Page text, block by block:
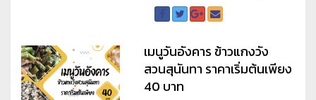
เมนูวันอังคาร ข้าวแกงวัง
สวนสุนันทา ราคาเริ่มต้นเพียง
40 บาท